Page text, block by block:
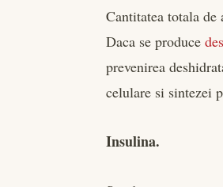
Cantitatea totala
Daca se produce
prevenirea
celulare si sintezei
Insulina.